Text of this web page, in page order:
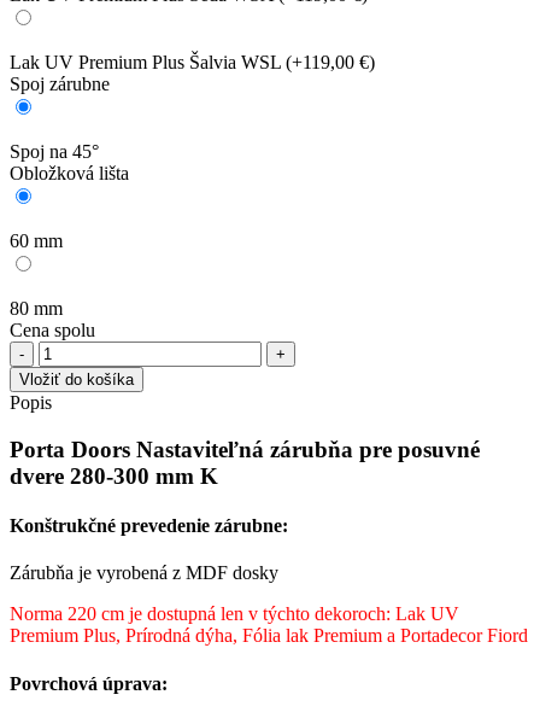
Lak UV Premium Plus Šalvia WSL (+119,00 €)
Spoj zárubne
Spoj na 45°
Obložková lišta
60 mm
80 mm
Cena spolu
množstvo
Porta
Doors
Nastaviteľná
zárubňa
pre
posuvné
280-
mm
Vložiť do košíka
Popis
Porta Doors Nastaviteľná zárubňa pre posuvné
dvere 280-300 mm K
Konštrukčné prevedenie zárubne:
Zárubňa je vyrobená z MDF dosky
Norma 220 cm je dostupná len v týchto dekoroch: Lak UV
Premium Plus, Prírodná dýha, Fólia lak Premium a Portadecor Fiord
Povrchová úprava: